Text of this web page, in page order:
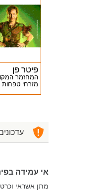
פיטר פן
המחזמר
מזרחי
אי עמידה
מתן אשראי